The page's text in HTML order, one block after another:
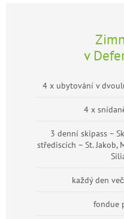
v
4 x ubytování v
4 x
3 denní skipass –
střediscích – St. Jakob,
každý den
fondue